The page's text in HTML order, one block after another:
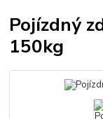
Pojízdný
150kg